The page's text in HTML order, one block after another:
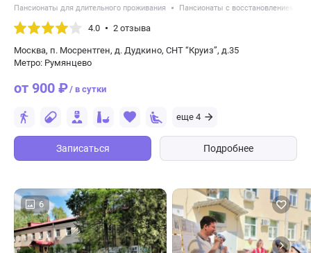
Пансионаты для длительного проживания Пансионаты с восстановлением
4.0 2 отзыва
Москва, п. Мосрентген, д. Дудкино, СНТ “Круиз”, д.35
Метро: Румянцево
от 900 ₽/ в сутки
еще 4
Записаться Подробнее
6